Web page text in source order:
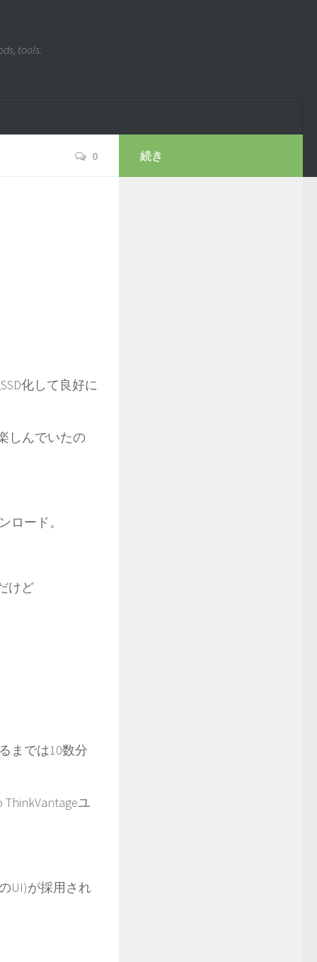
tools.
0
化して良好に
しんでいたの
ロード。
けど
までは10数分
ユ
UI)が採用され
続き